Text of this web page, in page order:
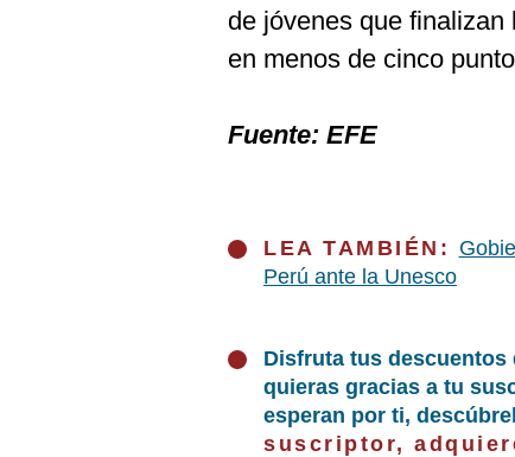
de jóvenes que
en menos de cinco
Fuente: EFE
LEA TAMBIÉN:
Perú ante la Unesco
Disfruta tus descuentos
quieras gracias a tu
esperan por ti,
suscriptor,